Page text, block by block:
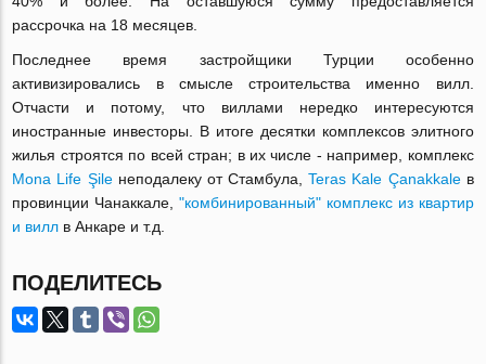
рассрочка на 18 месяцев.
Последнее время застройщики Турции особенно
активизировались в смысле строительства именно вилл.
Отчасти и потому, что виллами нередко интересуются
иностранные инвесторы. В итоге десятки комплексов элитного
жилья строятся по всей стран; в их числе - например, комплекс
Mona Life Şileнеподалеку от Стамбула,Teras Kale Çanakkaleв
провинции Чанаккале,"комбинированный" комплекс из квартир
и вилл в Анкаре и т.д.
ПОДЕЛИТЕСЬ